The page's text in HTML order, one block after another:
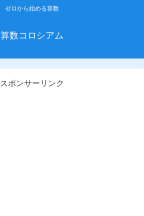
ゼロから始める算数
算数コロシアム
スポンサーリンク